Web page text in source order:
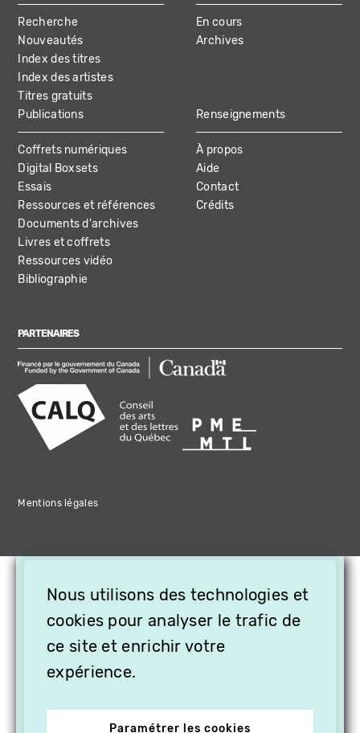
MAIN
NAVIGATION
Recherche
Nouveautés
Index des titres
Index des artistes
Titres gratuits
En cours
Archives
Publications
Coffrets numériques
Digital Boxsets
Essais
Ressources et références
Documents d'archives
Livres et coffrets
Ressources vidéo
Bibliographie
Renseignements
À propos
Aide
Contact
Crédits
PARTENAIRES
Mentions légales
Nous utilisons des technologies et
cookies pour analyser le trafic de
ce site et enrichir votre
expérience.
Paramétrer les cookies
OFFREZ LA VIDÉO EN
CADEAU, ABONNEZ VOS
PROCHES À VITHÈQUE !